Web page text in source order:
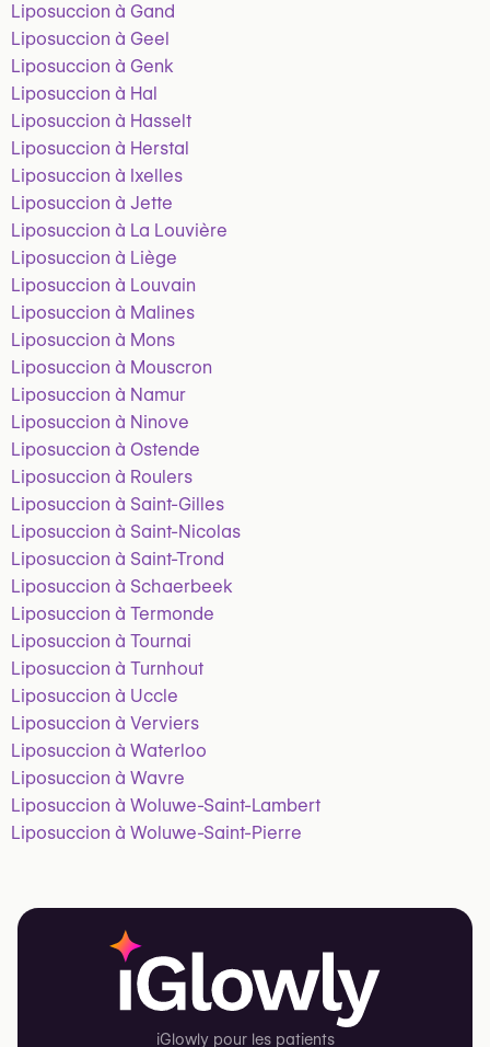
Liposuccion à Gand
Liposuccion à Geel
Liposuccion à Genk
Liposuccion à Hal
Liposuccion à Hasselt
Liposuccion à Herstal
Liposuccion à Ixelles
Liposuccion à Jette
Liposuccion à La Louvière
Liposuccion à Liège
Liposuccion à Louvain
Liposuccion à Malines
Liposuccion à Mons
Liposuccion à Mouscron
Liposuccion à Namur
Liposuccion à Ninove
Liposuccion à Ostende
Liposuccion à Roulers
Liposuccion à Saint-Gilles
Liposuccion à Saint-Nicolas
Liposuccion à Saint-Trond
Liposuccion à Schaerbeek
Liposuccion à Termonde
Liposuccion à Tournai
Liposuccion à Turnhout
Liposuccion à Uccle
Liposuccion à Verviers
Liposuccion à Waterloo
Liposuccion à Wavre
Liposuccion à Woluwe-Saint-Lambert
Liposuccion à Woluwe-Saint-Pierre
iGlowly pour les patients